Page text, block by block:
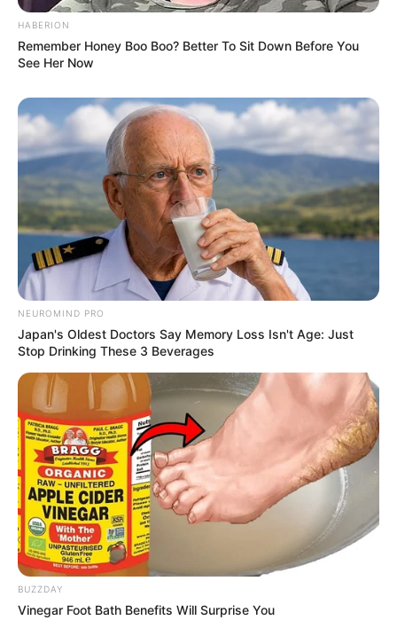
Seadanya
Anti Mainstream, 10 Cara
Membawa Barang Belanjaan
Versi Warga Thailand
Langka Banget! 10 Pose Lucu
Katak yang Bikin Ketawa
Gemes
Ambyar! 10 Kalimat Baper
Pakai Bahasa Jawa Ini Bikin
Galau Abis
HABERION
Remember Honey Boo Boo? Better To Sit Down Before You
See Her Now
NEUROMIND PRO
Japan's Oldest Doctors Say Memory Loss Isn't Age: Just
Stop Drinking These 3 Beverages
BUZZDAY
Vinegar Foot Bath Benefits Will Surprise You